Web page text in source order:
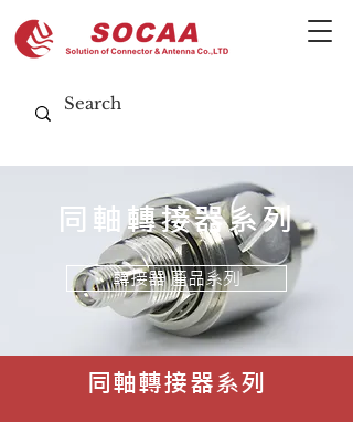
同軸轉接器系列
轉接器 產品系列
同軸轉接器系列